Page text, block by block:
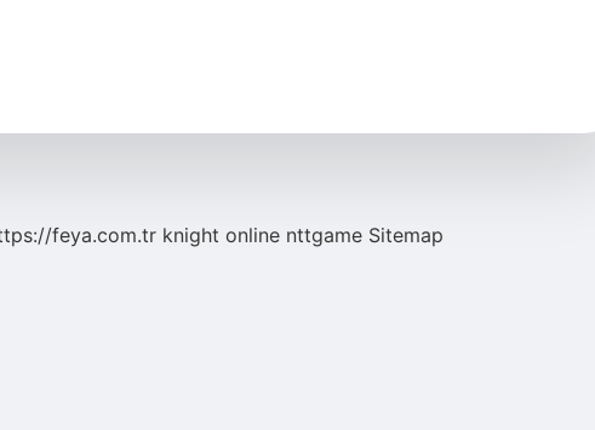
feya.com.tr knight online nttgame Sitemap